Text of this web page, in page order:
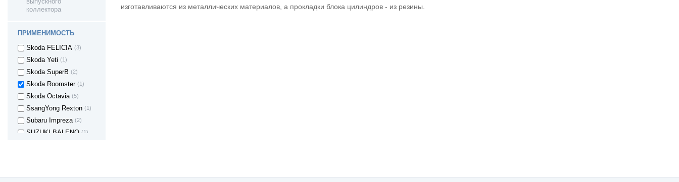
выпускного
коллектора
ПРИМЕНИМОСТЬ
Seat LEON
Skoda Fabia (2)
Skoda FELICIA (3)
Skoda Yeti (1)
Skoda SuperB (2)
Skoda Roomster (1)
Skoda Octavia (5)
SsangYong Rexton (1)
Subaru Impreza (2)
SUZUKI BALENO (1)
изготавливаются из металлических материалов, а прокладки блока цилиндров - из резины.